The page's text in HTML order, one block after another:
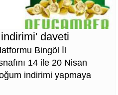
daveti
Bingöl İl
14 ile 20 Nisan
indirimi yapmaya